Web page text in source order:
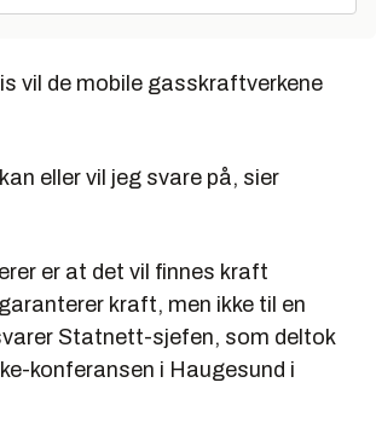
vil de mobile gasskraftverkene
eller vil jeg svare på, sier
er at det vil finnes kraft
kraft, men ikke til en
Statnett-sjefen, som deltok
konferansen i Haugesund i